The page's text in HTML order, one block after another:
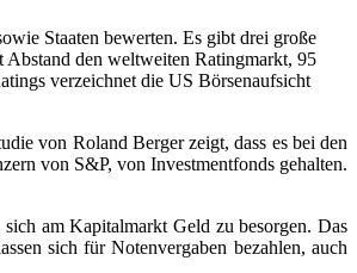
Staaten bewerten. Es gibt drei große
Abstand den weltweiten Ratingmarkt, 95
verzeichnet die US Börsenaufsicht
von Roland Berger zeigt, dass es bei den
von S&P, von Investmentfonds gehalten.
am Kapitalmarkt Geld zu besorgen. Das
sich für Notenvergaben bezahlen, auch